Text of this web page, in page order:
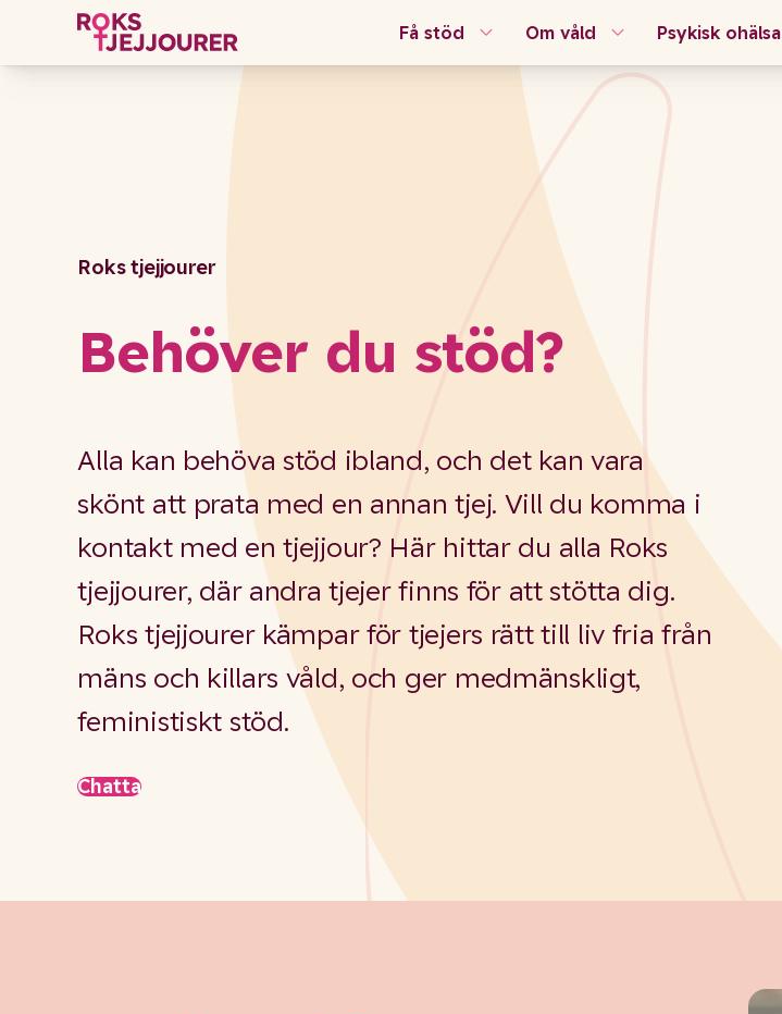
Få stöd Om våld Psykisk ohälsa
Roks tjejjourer
Behöver du stöd?
Alla kan behöva stöd ibland, och det kan vara
skönt att prata med en annan tjej. Vill du komma i
kontakt med en tjejjour? Här hittar du alla Roks
tjejjourer, där andra tjejer finns för att stötta dig.
Roks tjejjourer kämpar för tjejers rätt till liv fria från
mäns och killars våld, och ger medmänskligt,
feministiskt stöd.
Chatta